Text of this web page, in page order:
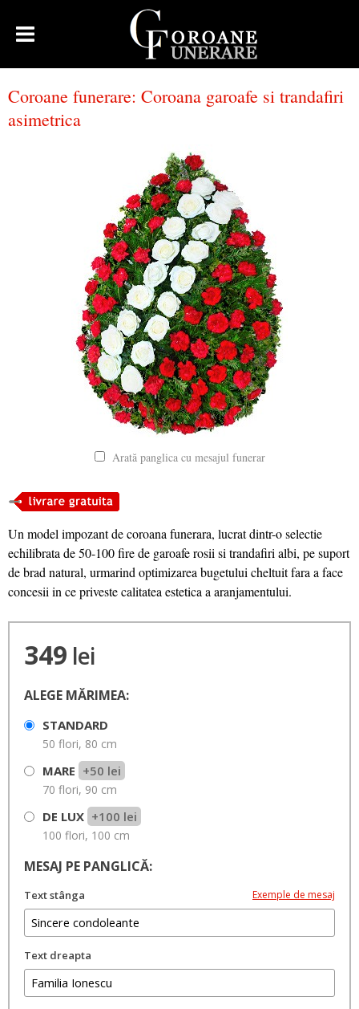
Coroane funerare: Coroana garoafe si trandafiri
asimetrica
Arată panglica cu mesajul funerar
Un model impozant de coroana funerara, lucrat dintr-o selectie
echilibrata de 50-100 fire de garoafe rosii si trandafiri albi, pe suport
de brad natural, urmarind optimizarea bugetului cheltuit fara a face
concesii in ce priveste calitatea estetica a aranjamentului.
349 lei
ALEGE MĂRIMEA:
STANDARD
50 flori, 80 cm
MARE +50 lei
70 flori, 90 cm
DE LUX +100 lei
100 flori, 100 cm
MESAJ PE PANGLICĂ:
Text stânga Exemple de mesaj
Câteva sugestii:
Te vom purta mereu in suflet•Nu te vom uita niciodata•Cu
sufletul indurerat•
Text dreapta